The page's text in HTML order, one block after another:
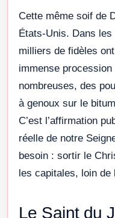
Cette même soif de
États-Unis. Dans les
milliers de fidèles
immense
nombreuses, des
à genoux sur le
C’est l’affirmation
réelle de notre
besoin : sortir le
les capitales, loin de
Le Saint du